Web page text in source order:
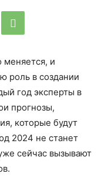
меняется, и
роль в создании
год эксперты в
прогнозы,
которые будут
2024 не станет
сейчас вызывают